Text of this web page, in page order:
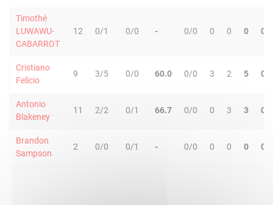
Timothé
LUWAWU-
CABARROT
12 0/1 0/0 - 0/0 0 0 0 0
Cristiano
Felicio
9 3/5 0/0 60.0 0/0 3 2 5 0
Antonio
Blakeney
11 2/2 0/1 66.7 0/0 0 3 3 0
Brandon
Sampson
2 0/0 0/1 - 0/0 0 0 0 0